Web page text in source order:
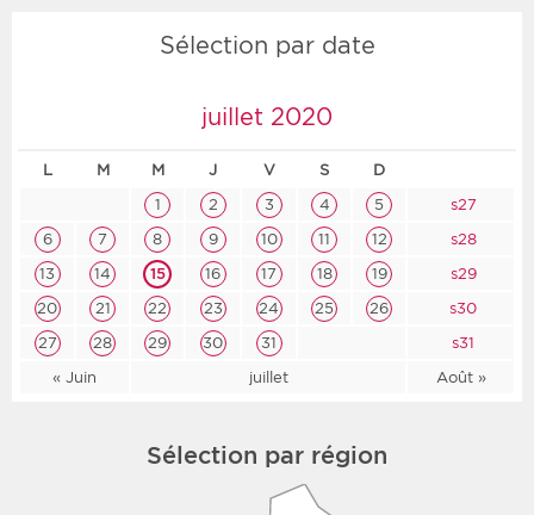
Sélection par date
juillet 2020
L M M J V S D
« Juin juillet Août »
1 2 3 4 5
s27
6
7 8 9 10 11 12
s28
13
14 15 16 17 18 19
s29
20
21 22 23 24 25 26
s30
27
28 29 30 31 s31
Sélection par région